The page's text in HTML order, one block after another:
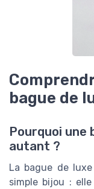
bague de
Pourquoi
autant ?
La bague de
simple bijou :